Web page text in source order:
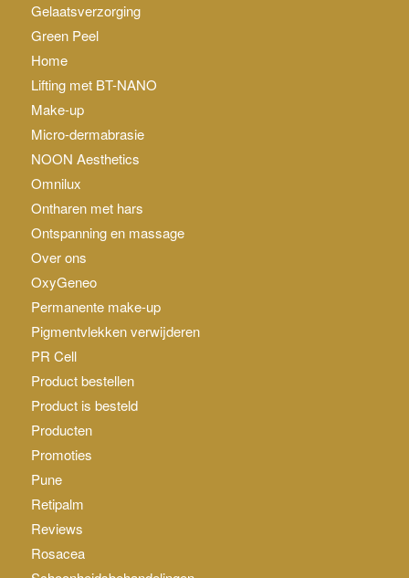
Gelaatsverzorging
Green Peel
Home
Lifting met BT-NANO
Make-up
Micro-dermabrasie
NOON Aesthetics
Omnilux
Ontharen met hars
Ontspanning en massage
Over ons
OxyGeneo
Permanente make-up
Pigmentvlekken verwijderen
PR Cell
Product bestellen
Product is besteld
Producten
Promoties
Pune
Retipalm
Reviews
Rosacea